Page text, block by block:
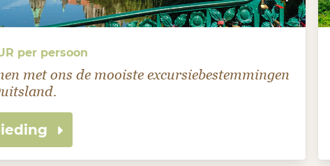
per persoon
met ons de mooiste excursiebestemmingen